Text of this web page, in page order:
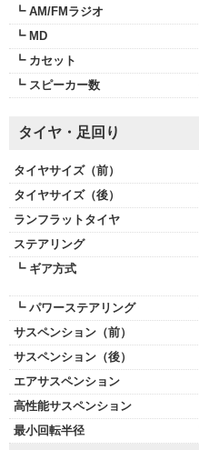
┗ AM/FMラジオ
┗ MD
┗ カセット
┗ スピーカー数
タイヤ・足回り
タイヤサイズ（前）
タイヤサイズ（後）
ランフラットタイヤ
ステアリング
┗ ギア方式
┗ パワーステアリング
サスペンション（前）
サスペンション（後）
エアサスペンション
高性能サスペンション
最小回転半径